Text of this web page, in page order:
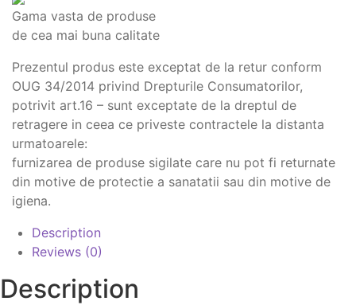
Gama vasta de produse
de cea mai buna calitate
Prezentul produs este exceptat de la retur conform
OUG 34/2014 privind Drepturile Consumatorilor,
potrivit art.16 – sunt exceptate de la dreptul de
retragere in ceea ce priveste contractele la distanta
urmatoarele:
furnizarea de produse sigilate care nu pot fi returnate
din motive de protectie a sanatatii sau din motive de
igiena.
Description
Reviews (0)
Description